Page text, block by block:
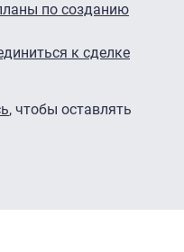
по созданию
к сделке
, чтобы оставлять